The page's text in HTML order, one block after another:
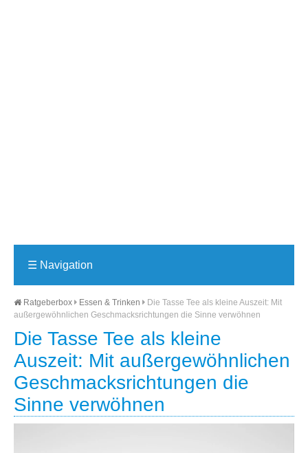
☰ Navigation
Ratgeberbox Essen & Trinken
Die Tasse Tee als kleine Auszeit: Mit
außergewöhnlichen Geschmacksrichtungen die Sinne verwöhnen
Die Tasse Tee als kleine
Auszeit: Mit außergewöhnlichen
Geschmacksrichtungen die
Sinne verwöhnen